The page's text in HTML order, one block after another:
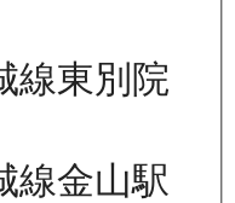
線東別院
線金山駅